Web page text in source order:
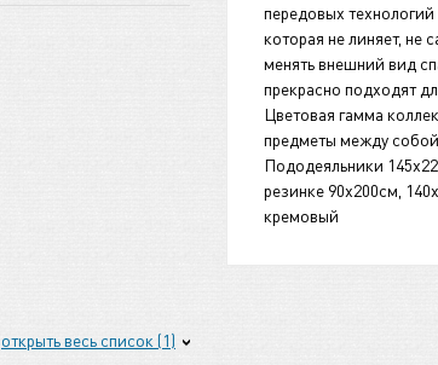
открыть весь список (1)
передовых технологий
которая не линяет, не
менять внешний вид
прекрасно подходят
Цветовая гамма
предметы между собой
Пододеяльники
резинке 90х200см,
кремовый